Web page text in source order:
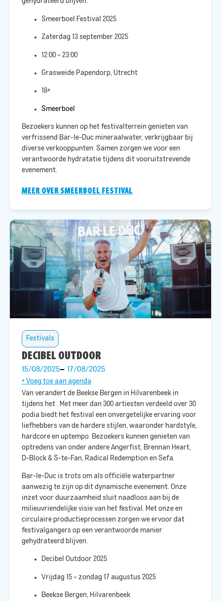
Smeerboel Festival 2025
Zaterdag 13 september 2025
12:00 – 23:00
Grasweide Papendorp, Utrecht
18+
Smeerboel
Bezoekers kunnen op het festivalterrein genieten van
verfrissend Bar-le-Duc mineraalwater, verkrijgbaar bij
diverse verkooppunten. Samen zorgen we voor een
verantwoorde hydratatie tijdens dit vooruitstrevende
evenement.​
MEER OVER SMEERBOEL FESTIVAL
Festivals
DECIBEL OUTDOOR
15/08/2025 17/08/2025
+ Voeg toe aan agenda
Van verandert de Beekse Bergen in Hilvarenbeek in
tijdens het
. Met meer dan 300 artiesten verdeeld over 30
podia biedt het festival een onvergetelijke ervaring voor
liefhebbers van de hardere stijlen, waaronder hardstyle,
hardcore en uptempo. Bezoekers kunnen genieten van
optredens van onder andere Angerfist, Brennan Heart,
D-Block & S-te-Fan, Radical Redemption en Sefa. ​
Bar-le-Duc is trots om als officiële waterpartner
aanwezig te zijn op dit dynamische evenement. Onze
inzet voor duurzaamheid sluit naadloos aan bij de
milieuvriendelijke visie van het festival. Met onze en
circulaire productieprocessen zorgen we ervoor dat
festivalgangers op een verantwoorde manier
gehydrateerd blijven.​
Decibel Outdoor 2025
Vrijdag 15 – zondag 17 augustus 2025
Beekse Bergen, Hilvarenbeek